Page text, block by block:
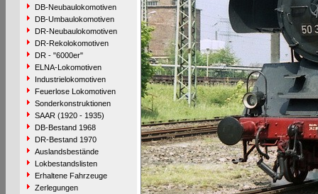
DB-Neubaulokomotiven
DB-Umbaulokomotiven
DR-Neubaulokomotiven
DR-Rekolokomotiven
DR - "6000er"
ELNA-Lokomotiven
Industrielokomotiven
Feuerlose Lokomotiven
Sonderkonstruktionen
SAAR (1920 - 1935)
DB-Bestand 1968
DR-Bestand 1970
Auslandsbestände
Lokbestandslisten
Erhaltene Fahrzeuge
Zerlegungen